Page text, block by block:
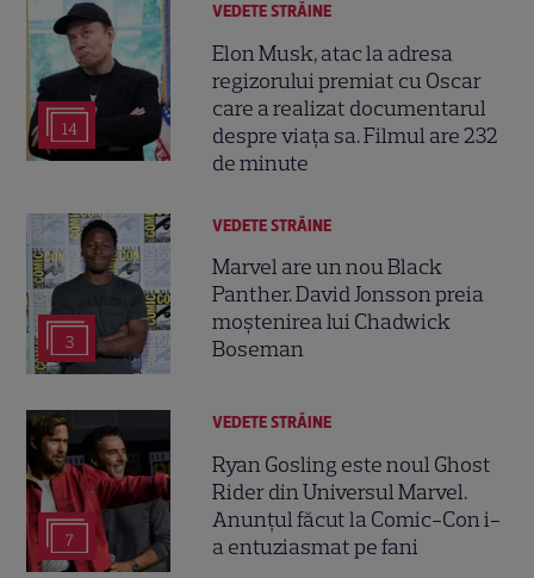
14
VEDETE STRĂINE
Elon Musk, atac la adresa
regizorului premiat cu Oscar
care a realizat documentarul
despre viața sa. Filmul are 232
de minute
3
VEDETE STRĂINE
Marvel are un nou Black
Panther. David Jonsson preia
moștenirea lui Chadwick
Boseman
7
VEDETE STRĂINE
Ryan Gosling este noul Ghost
Rider din Universul Marvel.
Anunțul făcut la Comic-Con i-
a entuziasmat pe fani